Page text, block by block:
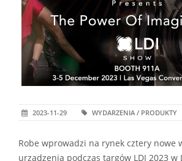
2023-11-29
WYDARZENIA / PRODUKTY
Robe wprowadzi na rynek cztery nowe
urządzenia podczas targów LDI 2023 w